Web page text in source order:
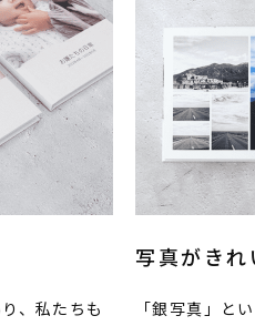
、私たちも
写真がきれ
「銀写真」と